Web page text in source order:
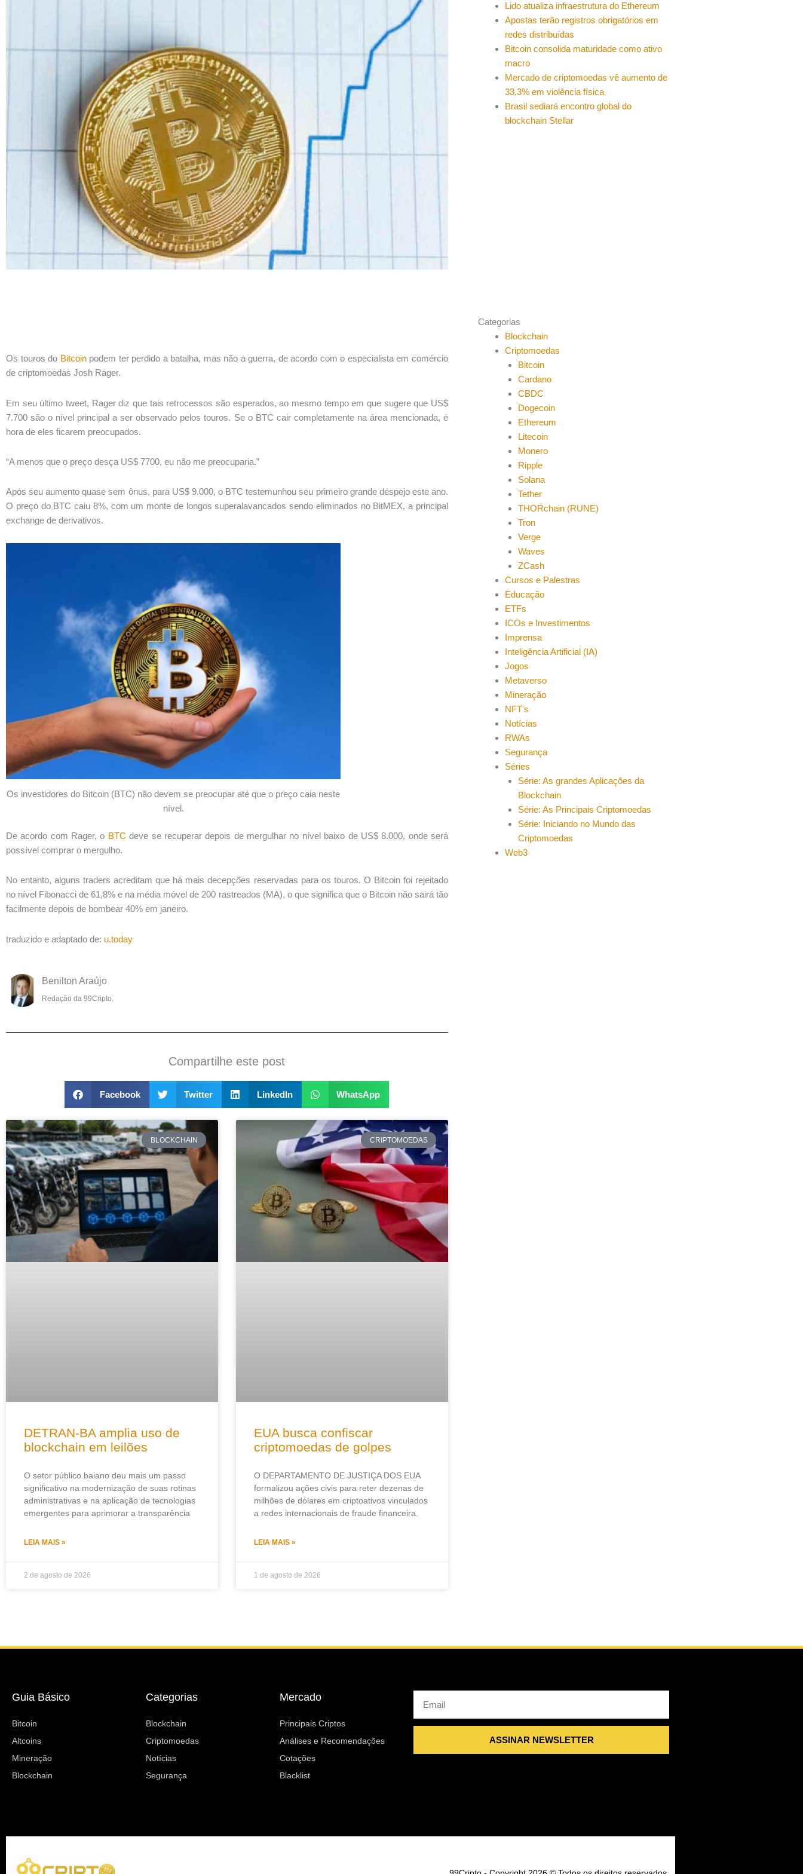
Os touros do Bitcoinpodem ter perdido a batalha, mas não a guerra, de acordo com o especialista em comércio
de criptomoedas Josh Rager.
Em seu último tweet, Rager diz que tais retrocessos são esperados, ao mesmo tempo em que sugere que US$
7.700 são o nível principal a ser observado pelos touros. Se o BTC cair completamente na área mencionada, é
hora de eles ficarem preocupados.
“A menos que o preço desça US$ 7700, eu não me preocuparia.”
Após seu aumento quase sem ônus, para US$ 9.000, o BTC testemunhou seu primeiro grande despejo este ano.
O preço do BTC caiu 8%, com um monte de longos superalavancados sendo eliminados no BitMEX, a principal
exchange de derivativos.
Os investidores do Bitcoin (BTC) não devem se preocupar até que o preço caia neste
nível.
De acordo com Rager, o BTC deve se recuperar depois de mergulhar no nível baixo de US$ 8.000, onde será
possível comprar o mergulho.
No entanto, alguns traders acreditam que há mais decepções reservadas para os touros. O Bitcoin foi rejeitado
no nível Fibonacci de 61,8% e na média móvel de 200 rastreados (MA), o que significa que o Bitcoin não sairá tão
facilmente depois de bombear 40% em janeiro.
traduzido e adaptado de: u.today
Benilton Araújo
Redação da 99Cripto.
Compartilhe este post
Facebook Twitter LinkedIn WhatsApp
BLOCKCHAIN
DETRAN-BA amplia uso de
blockchain em leilões
O setor público baiano deu mais um passo
significativo na modernização de suas rotinas
administrativas e na aplicação de tecnologias
emergentes para aprimorar a transparência
LEIA MAIS »
2 de agosto de 2026
CRIPTOMOEDAS
EUA busca confiscar
criptomoedas de golpes
O DEPARTAMENTO DE JUSTIÇA DOS EUA
formalizou ações civis para reter dezenas de
milhões de dólares em criptoativos vinculados
a redes internacionais de fraude financeira.
LEIA MAIS »
1 de agosto de 2026
Lido atualiza infraestrutura do Ethereum
Apostas terão registros obrigatórios em
redes distribuídas
Bitcoin consolida maturidade como ativo
macro
Mercado de criptomoedas vê aumento de
33,3% em violência física
Brasil sediará encontro global do
blockchain Stellar
Categorias
Blockchain
Criptomoedas
Bitcoin
Cardano
CBDC
Dogecoin
Ethereum
Litecoin
Monero
Ripple
Solana
Tether
THORchain (RUNE)
Tron
Verge
Waves
ZCash
Cursos e Palestras
Educação
ETFs
ICOs e Investimentos
Imprensa
Inteligência Artificial (IA)
Jogos
Metaverso
Mineração
NFT's
Notícias
RWAs
Segurança
Séries
Série: As grandes Aplicações da
Blockchain
Série: As Principais Criptomoedas
Série: Iniciando no Mundo das
Criptomoedas
Web3
Guia Básico
Bitcoin
Altcoins
Mineração
Blockchain
Categorias
Blockchain
Criptomoedas
Notícias
Segurança
Mercado
Principais Criptos
Análises e Recomendações
Cotações
Blacklist
ASSINAR NEWSLETTER